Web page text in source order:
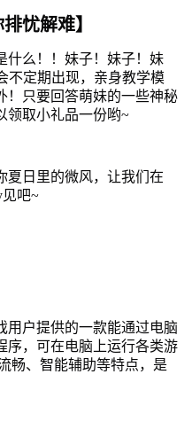
忧解难】
么！！妹子！妹子！妹
不定期出现，亲身教学模
！只要回答萌妹的一些神秘
领取小礼品一份哟~
日里的微风，让我们在
见吧~
用户提供的一款能通过电脑
序，可在电脑上运行各类游
畅、智能辅助等特点，是